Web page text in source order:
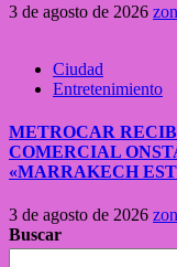
3 de agosto de 2026
Ciudad
Entretenimiento
METROCAR
COMERCIAL
«MARRAKECH
3 de agosto de 2026
Buscar